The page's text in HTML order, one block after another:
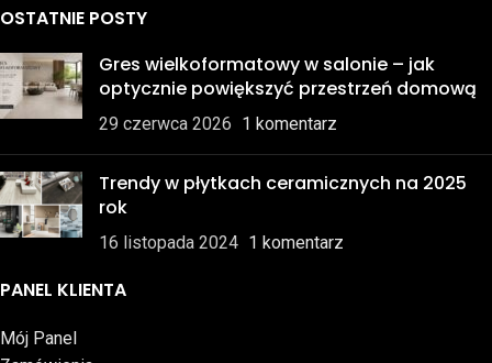
OSTATNIE POSTY
Gres wielkoformatowy w salonie – jak
optycznie powiększyć przestrzeń domową
29 czerwca 2026 1 komentarz
Trendy w płytkach ceramicznych na 2025
rok
16 listopada 2024 1 komentarz
PANEL KLIENTA
Mój Panel